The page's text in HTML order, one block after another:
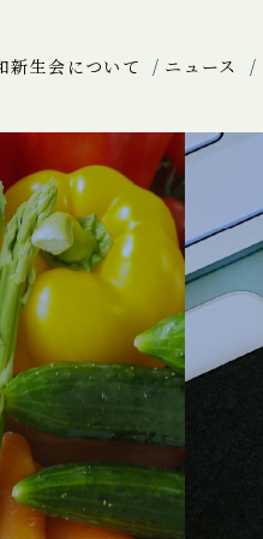
新生会について ニュース